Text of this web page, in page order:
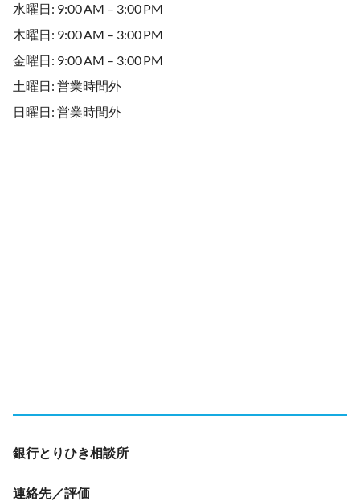
水曜日: 9:00 AM – 3:00 PM
木曜日: 9:00 AM – 3:00 PM
金曜日: 9:00 AM – 3:00 PM
土曜日: 営業時間外
日曜日: 営業時間外
銀行とりひき相談所
連絡先／評価